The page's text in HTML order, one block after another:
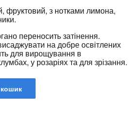
фруктовий, з нотками лимона,
переносить затінення.
на добре освітлених
для вирощування в
у розаріях та для зрізання.